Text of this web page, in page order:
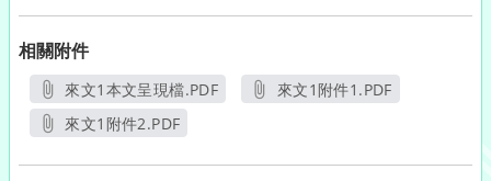
相關附件
來文1本文呈現檔.PDF
另開新視窗
來文1附件1.PDF
來文1附件2.PDF